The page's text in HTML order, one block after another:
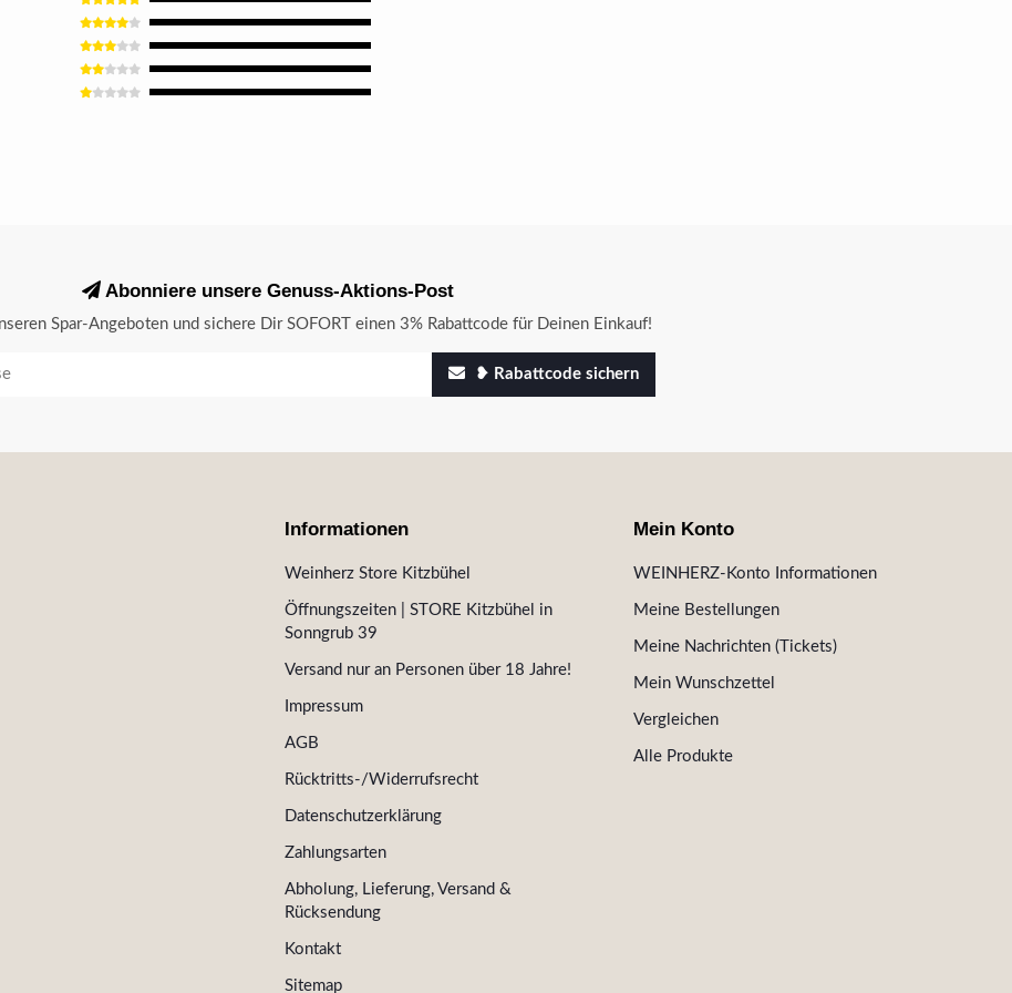
Abonniere unsere Genuss-Aktions-Post
Spar-Angeboten und sichere Dir SOFORT einen 3% Rabattcode für Deinen Einkauf!
❥ Rabattcode sichern
Informationen
Weinherz Store Kitzbühel
Öffnungszeiten | STORE Kitzbühel in
Sonngrub 39
Versand nur an Personen über 18 Jahre!
Impressum
AGB
Rücktritts-/Widerrufsrecht
Datenschutzerklärung
Zahlungsarten
Abholung, Lieferung, Versand &
Rücksendung
Kontakt
Sitemap
Mein Konto
WEINHERZ-Konto Informationen
Meine Bestellungen
Meine Nachrichten (Tickets)
Mein Wunschzettel
Vergleichen
Alle Produkte